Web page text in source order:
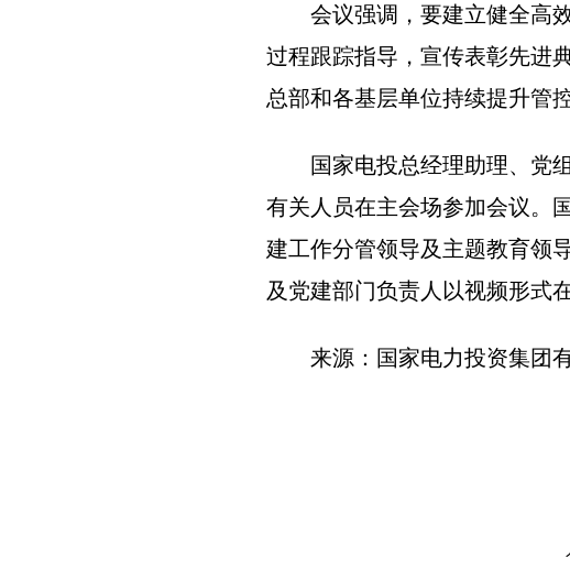
会议强调，要建立健全高
过程跟踪指导，宣传表彰先进
总部和各基层单位持续提升管
国家电投总经理助理、党
有关人员在主会场参加会议。
建工作分管领导及主题教育领
及党建部门负责人以视频形式
来源：国家电力投资集团